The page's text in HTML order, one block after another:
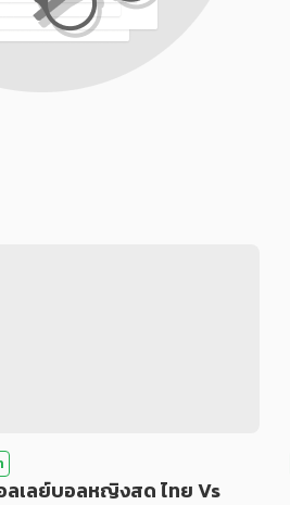
ลเลย์บอลหญิงสด ไทย Vs